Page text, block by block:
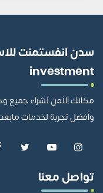
investment
مكانك الآمن لشراء جميع
وأفضل تجربة لخدمات
تواصل معنا